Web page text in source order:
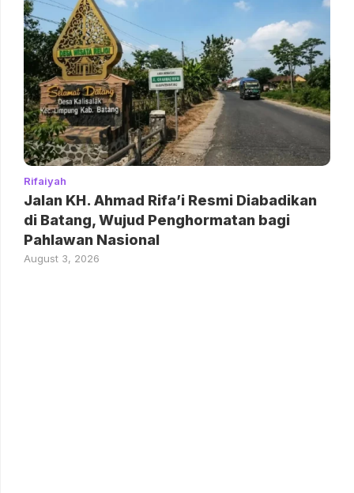
Rifaiyah
Jalan KH. Ahmad Rifa’i Resmi Diabadikan
di Batang, Wujud Penghormatan bagi
Pahlawan Nasional
August 3, 2026